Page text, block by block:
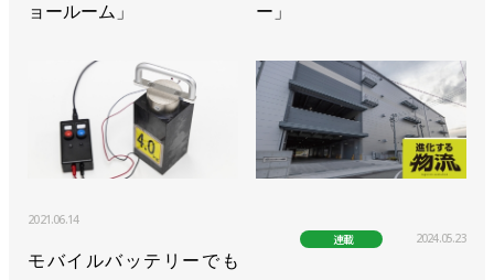
ョールーム」
ー」
2021.06.14
モバイルバッテリーでも
連載 2024.05.23